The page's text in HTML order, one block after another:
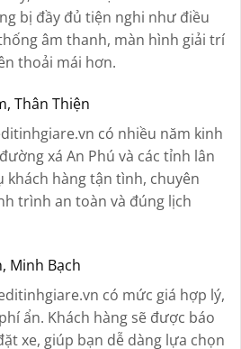
bị đầy đủ tiện nghi như điều
âm thanh, màn hình giải trí
thoải mái hơn.
Thân Thiện
có nhiều năm kinh
xá An Phú và các tỉnh lân
khách hàng tận tình, chuyên
trình an toàn và đúng lịch
Minh Bạch
có mức giá hợp lý,
ẩn. Khách hàng sẽ được báo
xe, giúp bạn dễ dàng lựa chọn